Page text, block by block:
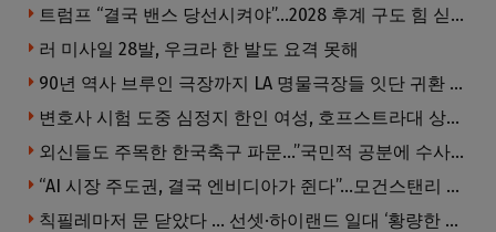
트럼프 “결국 밴스 당선시켜야”…2028 후계 구도 힘 싣나
러 미사일 28발, 우크라 한 발도 요격 못해
90년 역사 브루인 극장까지 LA 명물극장들 잇단 귀환 … 할리웃 경기 살아났다
변호사 시험 도중 심정지 한인 여성, 호프스트라대 상대 소송
외신들도 주목한 한국축구 파문…”국민적 공분에 수사 재개”
“AI 시장 주도권, 결국 엔비디아가 쥔다”…모건스탠리 장담
칙필레마저 문 닫았다 … 선셋·하이랜드 일대 ‘황량한 거리’로